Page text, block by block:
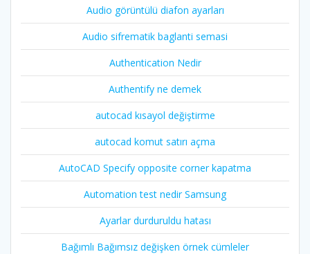
Audio görüntülü diafon ayarları
Audio sifrematik baglanti semasi
Authentication Nedir
Authentify ne demek
autocad kısayol değiştirme
autocad komut satırı açma
AutoCAD Specify opposite corner kapatma
Automation test nedir Samsung
Ayarlar durduruldu hatası
Bağımlı Bağımsız değişken örnek cümleler